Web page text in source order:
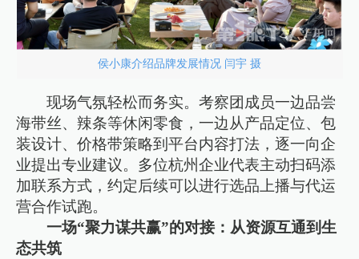
侯小康介绍品牌发展情况 闫宇 摄
现场气氛轻松而务实。考察团成员一边品尝
海带丝、辣条等休闲零食，一边从产品定位、包
装设计、价格带策略到平台内容打法，逐一向企
业提出专业建议。多位杭州企业代表主动扫码添
加联系方式，约定后续可以进行选品上播与代运
营合作试跑。
一场“聚力谋共赢”的对接：从资源互通到生
态共筑